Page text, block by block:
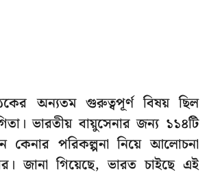
অন্যতম গুরুত্বপূর্ণ বিষয় ছিল
ভারতীয় বায়ুসেনার জন্য ১১৪টি
কেনার পরিকল্পনা নিয়ে আলোচনা
জানা গিয়েছে, ভারত চাইছে এই